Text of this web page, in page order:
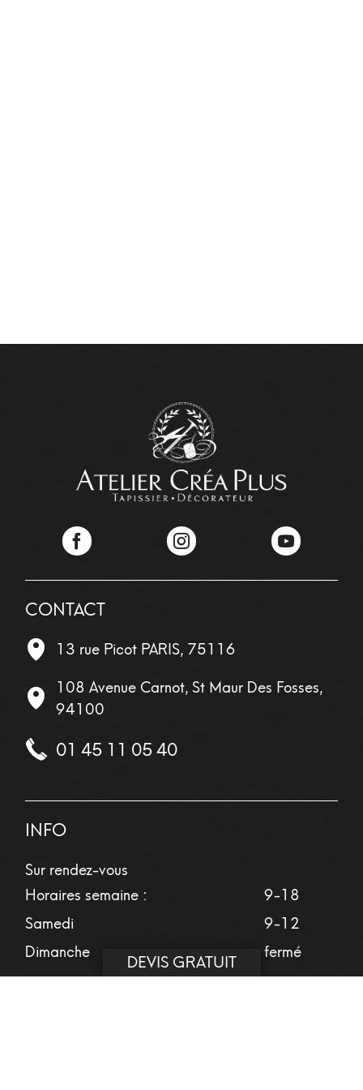
YouTube
CONTACT
13 rue Picot PARIS, 75116
108 Avenue Carnot, St Maur Des Fosses,
94100
01 45 11 05 40
INFO
Sur rendez-vous
Horaires semaine :
9-18
Samedi
9-12
Dimanche
fermé
DEVIS GRATUIT